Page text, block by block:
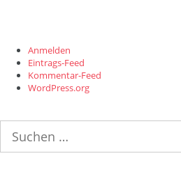
Anmelden
Eintrags-Feed
Kommentar-Feed
WordPress.org
nach: